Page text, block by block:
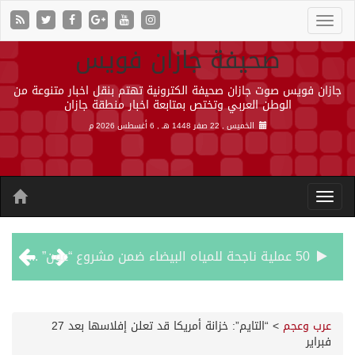
صحيفة جازان فويس
جازان فويس صوت جازان صحيفة الكترونية تهتم بنقل اخبار متنوعة من
الوطن العربي وتختص بمتابعة اخبار منطقة جازان
الخميس , 22 صفر 1448 هـ , 6 أغسطس 2026 م
50 عملية ناجحة للمياه البيضاء ضمن مشروع “عون” في جازان
عرب وعجم > “التايم”: خزانة أمريكا قد تعلن إفلاسها بعد 27
فبراير